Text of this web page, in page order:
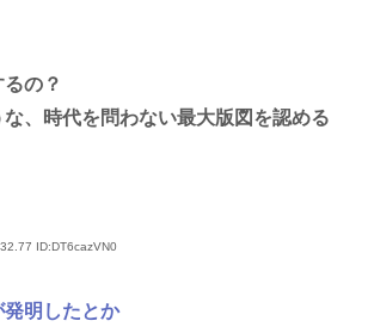
の？
、時代を問わない最大版図を認める
ID:DT6cazVN0
発明したとか